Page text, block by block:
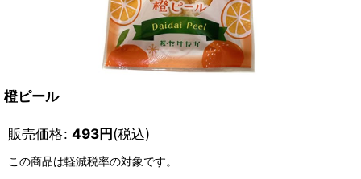
橙ピール
販売価格: 493円(税込)
この商品は軽減税率の対象です。